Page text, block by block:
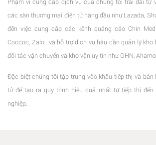
các sàn thương mại điện tử hàng đầu như Lazada,
đến việc cung cấp các kênh quảng cáo Chin
Coccoc, Zalo...và hỗ trợ dịch vụ hậu cần quản lý kho
đối tác vận chuyển và kho vận uy tín như GHN,
Đặc biệt chúng tôi tập trung vào khâu tiếp thị và bán
tử để tạo ra quy trình hiệu quả nhất từ tiếp thị đến
nghiệp.